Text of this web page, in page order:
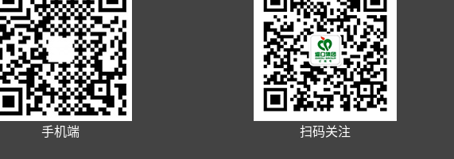
手机端 扫码关注